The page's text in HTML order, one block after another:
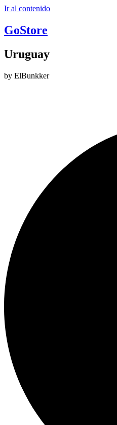
Ir al contenido
GoStore
Uruguay
by ElBunkker